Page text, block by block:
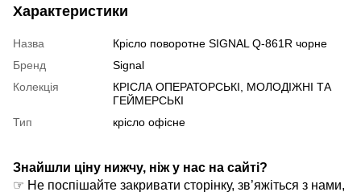
Характеристики
Назва
Крісло поворотне SIGNAL Q-861R чорне
Бренд
Signal
Колекція
КРІСЛА ОПЕРАТОРСЬКІ, МОЛОДІЖНІ ТА
ГЕЙМЕРСЬКІ
Тип
крісло офісне
Знайшли ціну нижчу, ніж у нас на сайті?
☞ Не поспішайте закривати сторінку, зв’яжіться з нами,